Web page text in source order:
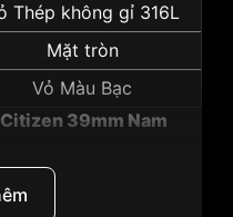
Thép không gỉ 316L
Mặt tròn
Vỏ Màu Bạc
39mm Nam